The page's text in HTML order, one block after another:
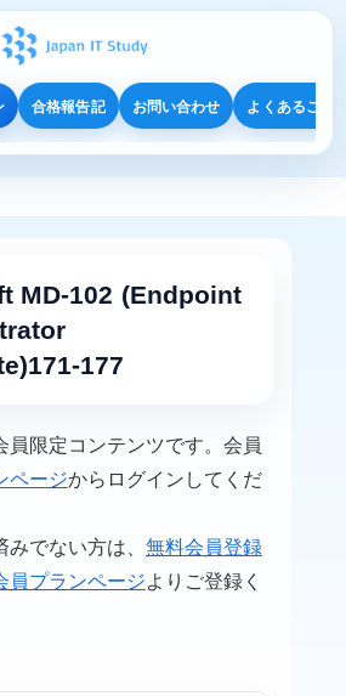
合格報告記 お問い合わせ よくあるご質
MD-102 (Endpoint
177
員限定コンテンツです。会員
ページからログインしてくだ
でない方は、 無料会員登録
員プランページよりご登録く